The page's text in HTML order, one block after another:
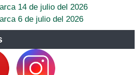
14 de julio del 2026
6 de julio del 2026